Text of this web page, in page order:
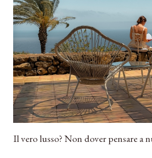
Il vero lusso? Non dover pensare a